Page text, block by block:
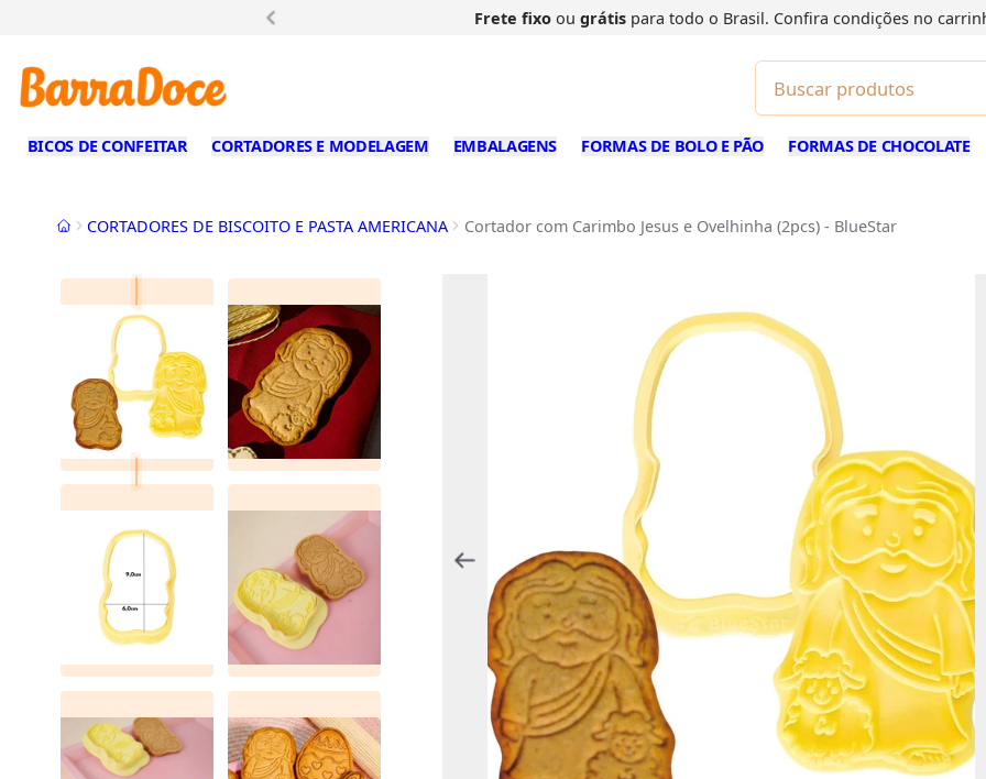
Frete fixoou grátispara todo o Brasil. Confira condições no
BICOS DE CONFEITAR CORTADORES E MODELAGEM EMBALAGENS FORMAS DE BOLO E PÃO FORMAS DE CHOCOLATE
InícioCORTADORES DE BISCOITO E PASTA AMERICANA Cortador com Carimbo Jesus e Ovelhinha (2pcs) - BlueStar